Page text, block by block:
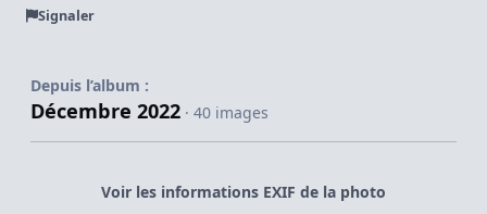
Signaler
Depuis l’album :
Décembre 2022 · 40 images
Voir les informations EXIF de la photo